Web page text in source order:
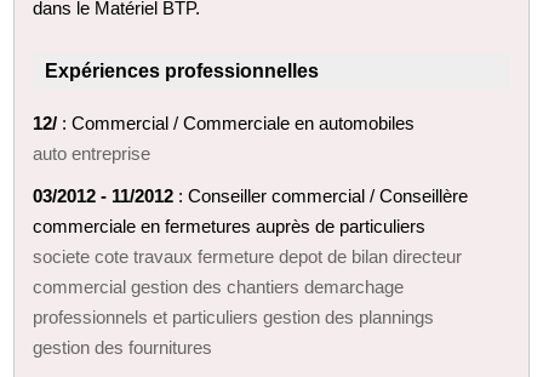
dans le Matériel BTP.
Expériences professionnelles
12/ : Commercial / Commerciale en automobiles
auto entreprise
03/2012 - 11/2012 : Conseiller commercial / Conseillère
commerciale en fermetures auprès de particuliers
societe cote travaux fermeture depot de bilan directeur
commercial gestion des chantiers demarchage
professionnels et particuliers gestion des plannings
gestion des fournitures